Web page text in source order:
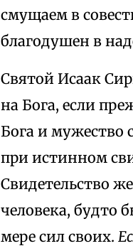
смущаем в
благодушен в
Святой Исаак
на Бога, если
Бога и мужество
при истинном
Свидетельство
человека, будто
мере сил своих.